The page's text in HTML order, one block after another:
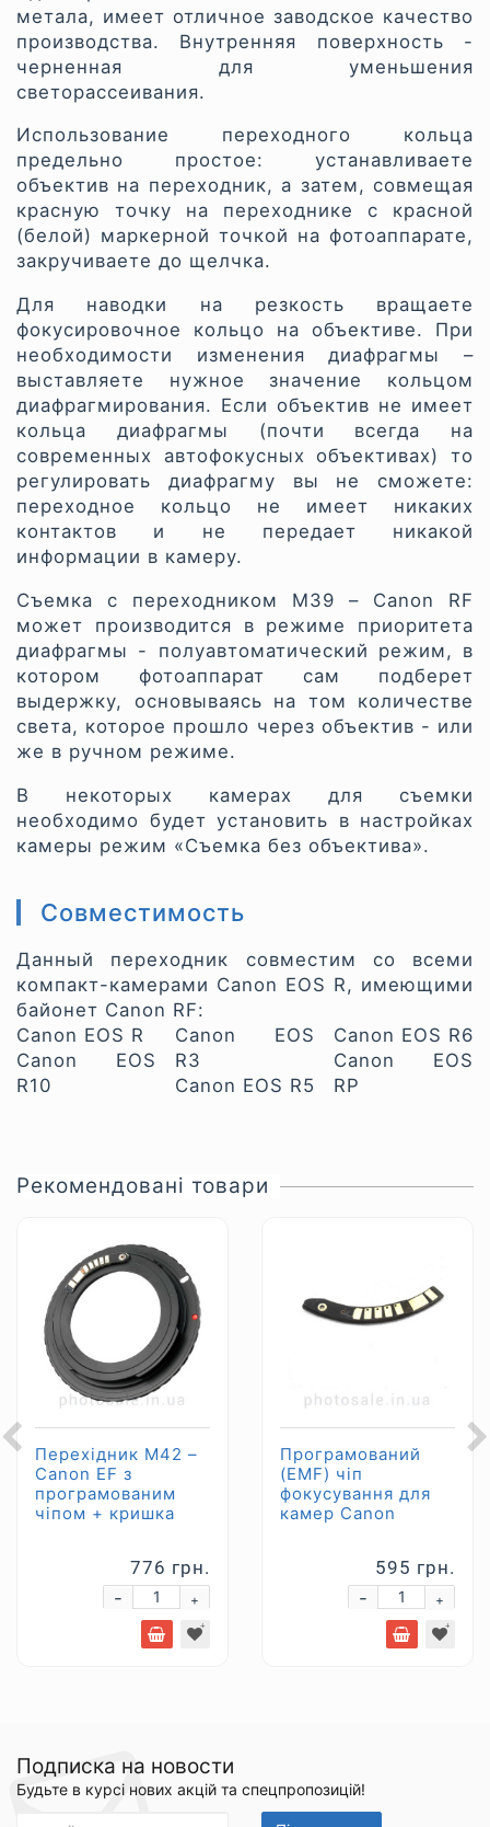
метала, имеет отличное заводское качество
производства. Внутренняя поверхность -
черненная для уменьшения
светорассеивания.
Использование переходного кольца
предельно простое: устанавливаете
объектив на переходник, а затем, совмещая
красную точку на переходнике с красной
(белой) маркерной точкой на фотоаппарате,
закручиваете до щелчка.
Для наводки на резкость вращаете
фокусировочное кольцо на объективе. При
необходимости изменения диафрагмы –
выставляете нужное значение кольцом
диафрагмирования. Если объектив не имеет
кольца диафрагмы (почти всегда на
современных автофокусных объективах) то
регулировать диафрагму вы не сможете:
переходное кольцо не имеет никаких
контактов и не передает никакой
информации в камеру.
Съемка с переходником M39 – Canon RF
может производится в режиме приоритета
диафрагмы - полуавтоматический режим, в
котором фотоаппарат сам подберет
выдержку, основываясь на том количестве
света, которое прошло через объектив - или
же в ручном режиме.
В некоторых камерах для съемки
необходимо будет установить в настройках
камеры режим «Съемка без объектива».
Совместимость
Данный переходник совместим со всеми
компакт-камерами Canon EOS R, имеющими
байонет Canon RF:
Canon EOS R
Canon EOS
R10
Canon EOS
R3
Canon EOS R5
Canon EOS R6
Canon EOS
RP
Рекомендовані товари
Перехідник М42 –
Canon EF з
програмованим
чіпом + кришка
776 грн.
+
-
Програмований
(EMF) чіп
фокусування для
камер Canon
595 грн.
+
-
Подписка на новости
Будьте в курсі нових акцій та спецпропозицій!